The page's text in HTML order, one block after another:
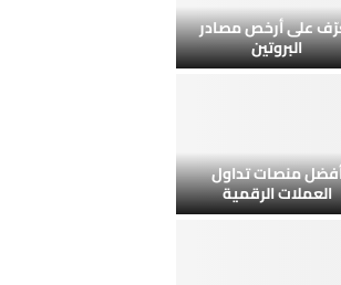
على أرخص مصادر
البروتين
منصات تداول
العملات الرقمية